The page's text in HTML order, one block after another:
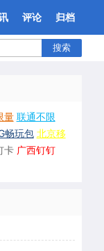
评论 归档
搜索
量 联通不限
畅玩包 北京移
卡 广西钉钉